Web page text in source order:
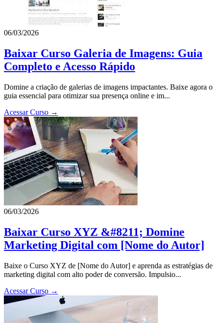
06/03/2026
Baixar Curso Galeria de Imagens: Guia
Completo e Acesso Rápido
Domine a criação de galerias de imagens impactantes. Baixe agora o
guia essencial para otimizar sua presença online e im...
Acessar Curso →
06/03/2026
Baixar Curso XYZ &#8211; Domine
Marketing Digital com [Nome do Autor]
Baixe o Curso XYZ de [Nome do Autor] e aprenda as estratégias de
marketing digital com alto poder de conversão. Impulsio...
Acessar Curso →